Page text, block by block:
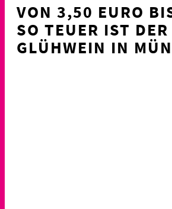
VON 3,50 EURO
SO TEUER IST DER
GLÜHWEIN IN